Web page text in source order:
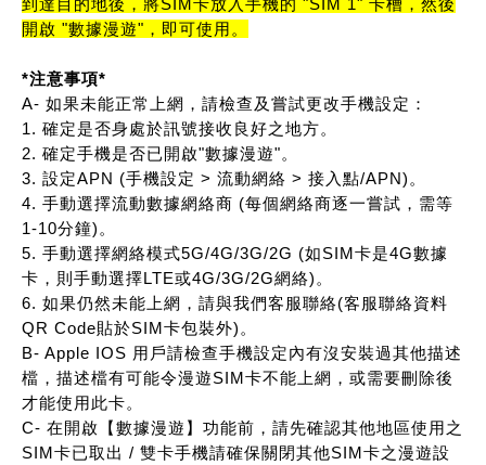
到達目的地後，將SIM卡放入手機的 "SIM 1" 卡槽，然後
開啟 "數據漫遊"，即可使用。
*注意事項*
A- 如果未能正常上網，請檢查及嘗試更改手機設定：
1. 確定是否身處於訊號接收良好之地方。
2. 確定手機是否已開啟"數據漫遊"。
3. 設定APN (手機設定 > 流動網絡 > 接入點/APN)。
4. 手動選擇流動數據網絡商 (每個網絡商逐一嘗試，需等
1-10分鐘)。
5. 手動選擇網絡模式5G/4G/3G/2G (如SIM卡是4G數據
卡，則手動選擇LTE或4G/3G/2G網絡)。
6. 如果仍然未能上網，請與我們客服聯絡(客服聯絡資料
QR Code貼於SIM卡包裝外)。
B- Apple IOS 用戶請檢查手機設定內有沒安裝過其他描述
檔，描述檔有可能令漫遊SIM卡不能上網，或需要刪除後
才能使用此卡。
C- 在開啟【數據漫遊】功能前，請先確認其他地區使用之
SIM卡已取出 / 雙卡手機請確保關閉其他SIM卡之漫遊設